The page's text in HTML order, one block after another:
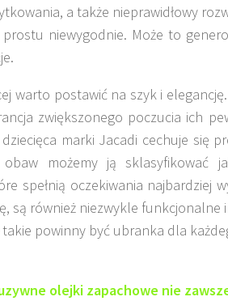
a także nieprawidłowy
niewygodnie. Może to
warto postawić na szyk i
zwiększonego poczucia ich
marki Jacadi cechuje się
możemy ją sklasyfikować
spełnią oczekiwania najbardziej
są również niezwykle funkcjonalne
powinny być ubranka dla
olejki zapachowe nie